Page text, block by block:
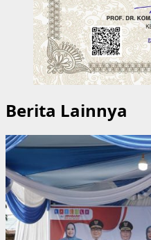
Berita Lainnya